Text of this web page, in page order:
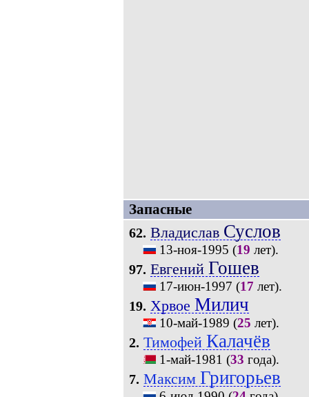
Запасные
62. Владислав Суслов
13-ноя-1995 (19 лет).
97. Евгений Гошев
17-июн-1997 (17 лет).
19. Хрвое Милич
10-май-1989 (25 лет).
2. Тимофей Калачёв
1-май-1981 (33 года).
7. Максим Григорьев